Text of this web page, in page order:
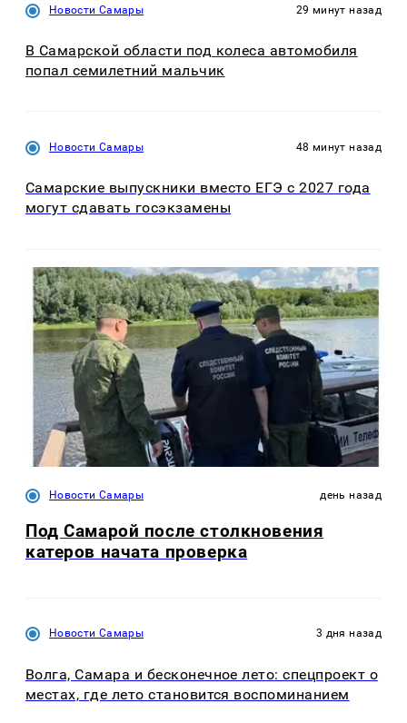
Новости Самары 29 минут назад
В Самарской области под колеса автомобиля
попал семилетний мальчик
Новости Самары 48 минут назад
Самарские выпускники вместо ЕГЭ с 2027 года
могут сдавать госэкзамены
Новости Самары день назад
Под Самарой после столкновения
катеров начата проверка
Новости Самары 3 дня назад
Волга, Самара и бесконечное лето: спецпроект о
местах, где лето становится воспоминанием